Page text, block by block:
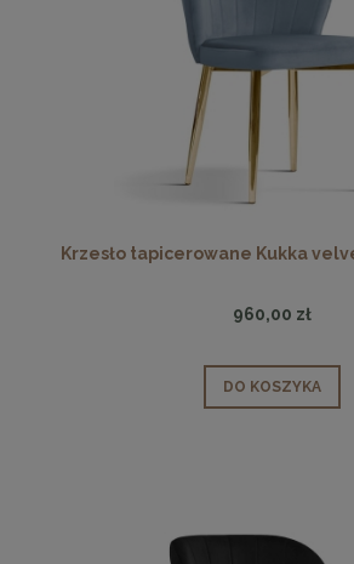
Krzesło tapicerowane Kukka
960,00 zł
DO KOSZYKA